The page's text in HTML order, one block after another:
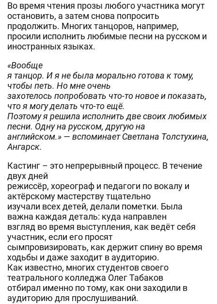
Во время чтения прозы любого участника могут
остановить, а затем снова попросить
продолжить. Многих танцоров, например,
просили исполнить любимые песни на русском и
иностранных языках.
«Вообще
я танцор. И я не была морально готова к тому,
чтобы петь. Но мне очень
захотелось попробовать что-то новое и показать,
что я могу делать что-то ещё.
Поэтому я решила исполнить две своих любимых
песни. Одну на русском, другую на
английском.» — вспоминает Светлана Толстухина,
Ангарск.
Кастинг – это непрерывный процесс. В течение
двух дней
режиссёр, хореограф и педагоги по вокалу и
актёрскому мастерству тщательно
изучали всех детей, делали пометки. Была
важна каждая деталь: куда направлен
взгляд во время выступления, как ведёт себя
участник, если его просят
сымпровизировать, как держит спину во время
ходьбы и даже заходит в аудиторию.
Как известно, многих студентов своего
театрального колледжа Олег Табаков
отбирал именно по тому, как они заходили в
аудиторию для прослушиваний.